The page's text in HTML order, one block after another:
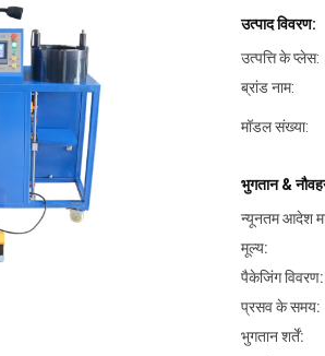
उत्पाद विवरण:
उत्पत्ति के प्लेस:
ब्रांड नाम:
मॉडल संख्या:
भुगतान &
न्यूनतम आदेश
मूल्य:
पैकेजिंग विवरण:
प्रसव के समय:
भुगतान शर्तें: